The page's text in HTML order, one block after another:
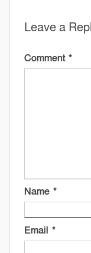
Leave a
Comment *
Name *
Email *